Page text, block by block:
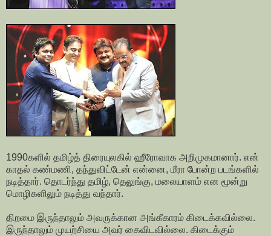
1990களில் தமிழ்த் திரையுலகில் ஹீரோவாக அறிமுகமானார். என்
காதல் கண்மணி, தந்துவிட்டேன் என்னை, மீரா போன்ற படங்களில்
நடித்தார். தொடர்ந்து தமிழ், தெலுங்கு, மலையாளம் என மூன்று
மொழிகளிலும் நடித்து வந்தார்.
திறமை இருந்தாலும் அவருக்கான அங்கீகாரம் கிடைக்கவில்லை.
இருந்தாலும் முயற்சியை அவர் கைவிடவில்லை. கிடைக்கும்